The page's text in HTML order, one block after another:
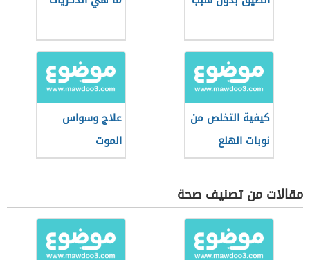
كيفية التخلص من
نوبات الهلع
علاج وسواس
الموت
مقالات من تصنيف صحة